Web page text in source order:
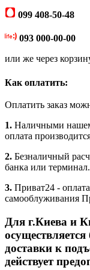
099 408-50-48
093 000-00-00
или же через
Как оплатить:
Оплатить заказ
1. Наличными
оплата
2. Безналичный
банка или терминал.
3. Приват24 -
самооблуживания
Для г.Киева и
доставки к
действует